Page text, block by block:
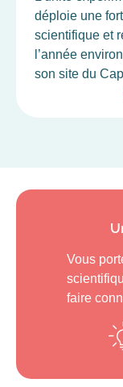
déploie une
scientifique et
l’année
son site du
Vous
faire